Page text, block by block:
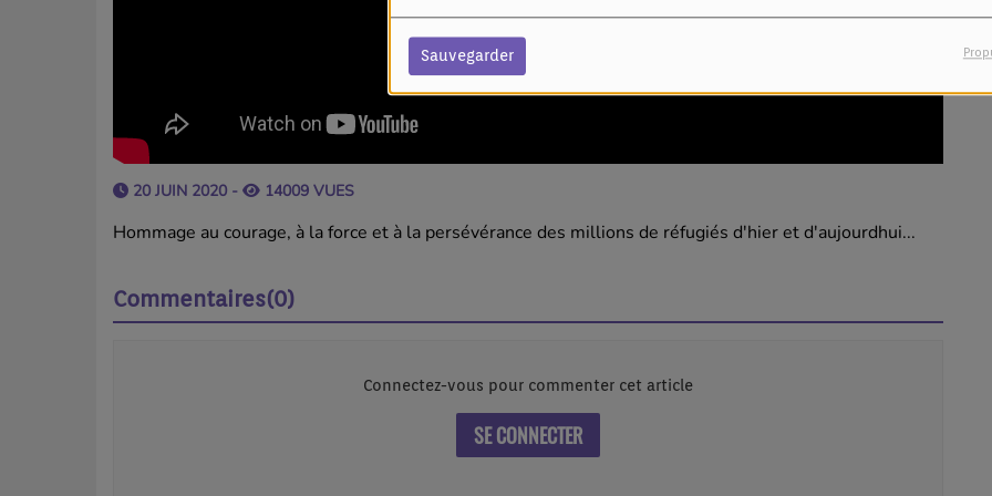
Sauvegarder
20 JUIN 2020 - 14009 VUES
Hommage au courage, à la force et à la persévérance des millions de réfugiés d'hier et d'aujourdhui...
Commentaires(0)
Connectez-vous pour commenter cet article
SE CONNECTER